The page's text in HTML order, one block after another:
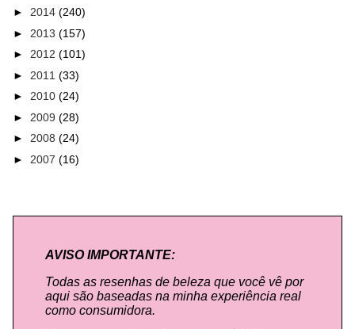
► 2014 (240)
► 2013 (157)
► 2012 (101)
► 2011 (33)
► 2010 (24)
► 2009 (28)
► 2008 (24)
► 2007 (16)
AVISO IMPORTANTE:
Todas as resenhas de beleza que você vê por
aqui são baseadas na minha experiência real
como consumidora.